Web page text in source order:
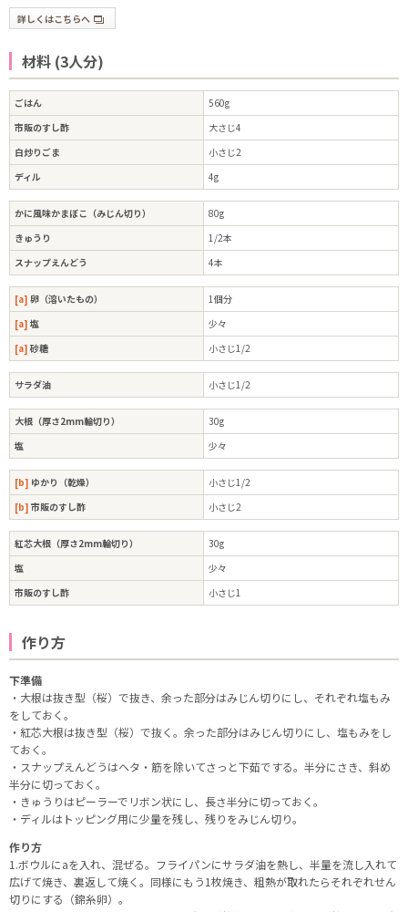
詳しくはこちらへ
材料 (3人分)
ごはん
560g
市販のすし酢
大さじ4
白炒りごま
小さじ2
ディル
4g
かに風味かまぼこ（みじん切り）
80g
きゅうり
1/2本
スナップえんどう
4本
[a] 卵（溶いたもの）
1個分
[a] 塩
少々
[a] 砂糖 小さじ1/2
サラダ油 小さじ1/2
大根（厚さ2mm輪切り）
30g
塩
少々
[b] ゆかり（乾燥）
小さじ1/2
[b] 市販のすし酢 小さじ2
紅芯大根（厚さ2mm輪切り）
30g
塩
少々
市販のすし酢
小さじ1
作り方
下準備
・大根は抜き型（桜）で抜き、余った部分はみじん切りにし、それぞれ塩もみ
をしておく。
・紅芯大根は抜き型（桜）で抜く。余った部分はみじん切りにし、塩もみをし
ておく。
・スナップえんどうはヘタ・筋を除いてさっと下茹でする。半分にさき、斜め
半分に切っておく。
・きゅうりはピーラーでリボン状にし、長さ半分に切っておく。
・ディルはトッピング用に少量を残し、残りをみじん切り。
作り方
1.ボウルにaを入れ、混ぜる。フライパンにサラダ油を熱し、半量を流し入れて
広げて焼き、裏返して焼く。同様にもう1枚焼き、粗熱が取れたらそれぞれせん
切りにする（錦糸卵）。